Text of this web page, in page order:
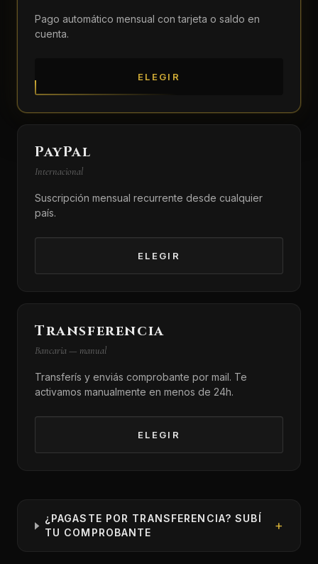
Pago automático mensual con tarjeta o saldo en
cuenta.
ELEGIR
PayPal
Internacional
Suscripción mensual recurrente desde cualquier
país.
ELEGIR
Transferencia
Bancaria — manual
Transferís y enviás comprobante por mail. Te
activamos manualmente en menos de 24h.
ELEGIR
¿PAGASTE POR TRANSFERENCIA? SUBÍ
TU COMPROBANTE
+